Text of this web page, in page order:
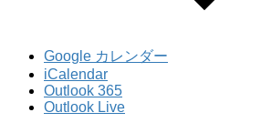
Google カレンダー
iCalendar
Outlook 365
Outlook Live